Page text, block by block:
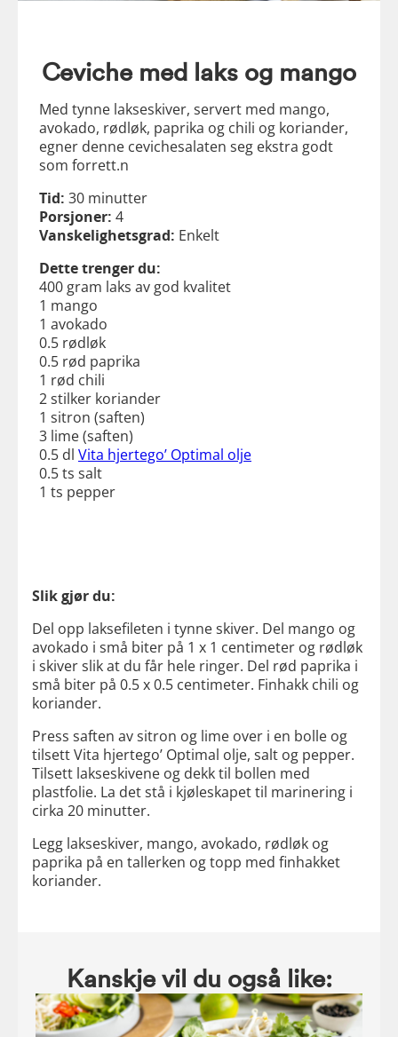
Ceviche med laks og mango
Med tynne lakseskiver, servert med mango,
avokado, rødløk, paprika og chili og koriander,
egner denne cevichesalaten seg ekstra godt
som forrett.n
Tid: 30 minutter
Porsjoner: 4
Vanskelighetsgrad: Enkelt
Dette trenger du:
400 gram laks av god kvalitet
1 mango
1 avokado
0.5 rødløk
0.5 rød paprika
1 rød chili
2 stilker koriander
1 sitron (saften)
3 lime (saften)
0.5 dl Vita hjertego’ Optimal olje
0.5 ts salt
1 ts pepper
Slik gjør du:
Del opp laksefileten i tynne skiver. Del mango og
avokado i små biter på 1 x 1 centimeter og rødløk
i skiver slik at du får hele ringer. Del rød paprika i
små biter på 0.5 x 0.5 centimeter. Finhakk chili og
koriander.
Press saften av sitron og lime over i en bolle og
tilsett Vita hjertego’ Optimal olje, salt og pepper.
Tilsett lakseskivene og dekk til bollen med
plastfolie. La det stå i kjøleskapet til marinering i
cirka 20 minutter.
Legg lakseskiver, mango, avokado, rødløk og
paprika på en tallerken og topp med finhakket
koriander.
Kanskje vil du også like: